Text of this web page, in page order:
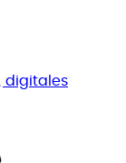
digitales